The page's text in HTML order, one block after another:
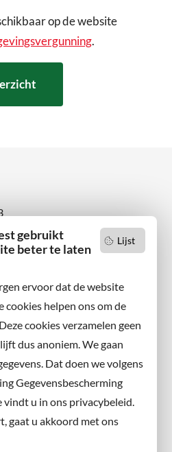
Lijst
gebruikt
beter te laten
ervoor dat de website
cookies helpen ons om de
cookies verzamelen geen
dus anoniem. We gaan
Dat doen we volgens
Gegevensbescherming
u in ons privacybeleid.
gaat u akkoord met ons
op de website
.
de gemeente